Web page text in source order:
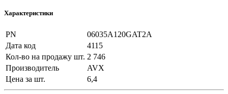
Характеристики
PN
06035A120GAT2A
Дата код
4115
Кол-во на продажу шт. 2 746
Производитель
AVX
Цена за шт.
6,4